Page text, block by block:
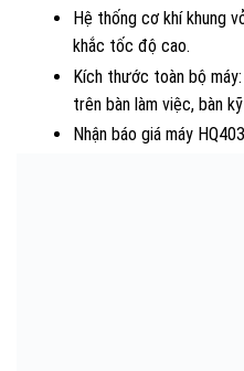
Hệ thống cơ khí khung
khắc tốc độ cao.
Kích thước toàn bộ
trên bàn làm việc, bàn
Nhận báo giá máy